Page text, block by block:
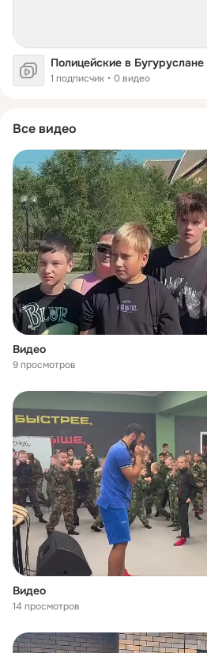
1 подписчик 0 видео
Все видео
Видео
9 просмотров
Видео
14 просмотров